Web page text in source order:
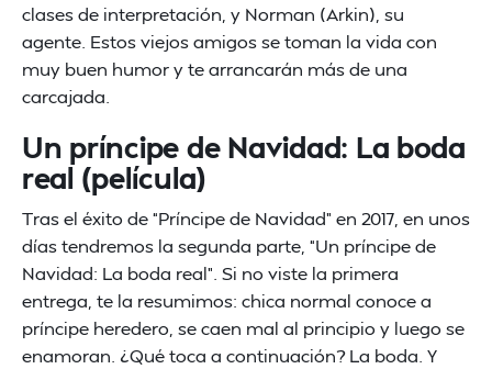
clases de interpretación, y Norman (Arkin), su
agente. Estos viejos amigos se toman la vida con
muy buen humor y te arrancarán más de una
carcajada.
Un príncipe de Navidad: La boda
real (película)
Tras el éxito de “Príncipe de Navidad” en 2017, en unos
días tendremos la segunda parte, “Un príncipe de
Navidad: La boda real”. Si no viste la primera
entrega, te la resumimos: chica normal conoce a
príncipe heredero, se caen mal al principio y luego se
enamoran. ¿Qué toca a continuación? La boda. Y